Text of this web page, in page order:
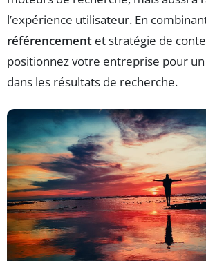
l’expérience utilisateur. En
référencement et stratégie de
positionnez votre entreprise pour
dans les résultats de recherche.